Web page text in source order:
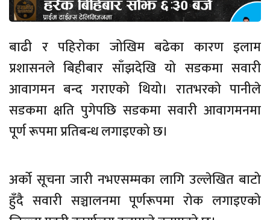
बाढी र पहिरोका जोखिम बढेका कारण इलाम
प्रशासनले बिहीबार साँझदेखि यो सडकमा सवारी
आवागमन बन्द गराएको थियो। रातभरको पानीले
सडकमा क्षति पुगेपछि सडकमा सवारी आवागमनमा
पूर्ण रूपमा प्रतिबन्ध लगाइएको छ।
अर्को सूचना जारी नभएसम्मका लागि उल्लेखित बाटो
हुँदै सवारी सञ्चालनमा पूर्णरूपमा रोक लगाइएको